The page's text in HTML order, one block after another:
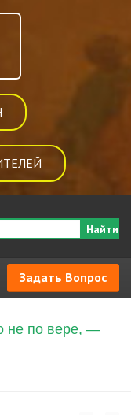
Найти
Задать Вопрос
не по вере, —